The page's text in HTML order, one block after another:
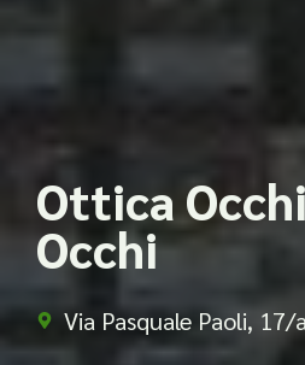
Ottica
Occhi
Via Pasquale Paoli,